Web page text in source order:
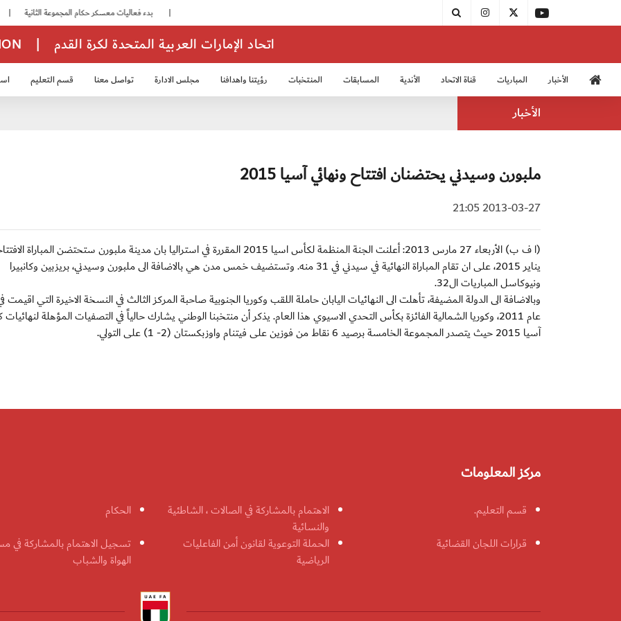
| اتحاد الإمارات العربية المتحدة لكرة القدم
الأخبار المباريات قناة الاتحاد الأندية المسابقات المنتخبات رؤيتنا واهدافنا مجلس الادارة تواصل معنا قسم التعليم
الأخبار
ملبورن وسيدني يحتضنان افتتاح ونهائي آسيا 2015
2013-03-27 21:05
يناير 2015، على ان تقام المباراة النهائية في سيدني في 31 منه. وتستضيف خمس مدن هي بالاضافة الى ملبورن وسيدني، بريزبين وكانبيرا
ونيوكاسل المباريات ال32.
وبالاضافة الى الدولة المضيفة، تأهلت الى النهائيات اليابان حاملة اللقب وكوريا الجنوبية صاحبة المركز الثالث في النسخة الاخيرة التي اقيمت
عام 2011، وكوريا الشمالية الفائزة بكأس التحدي الاسيوي هذا العام. يذكر أن منتخبنا الوطني يشارك حالياً في التصفيات المؤهلة
آسيا 2015 حيث يتصدر المجموعة الخامسة برصيد 6 نقاط من فوزين على فيتنام واوزبكستان (2- 1) على التولي.
مركز المعلومات
قسم التعليم.
الاهتمام بالمشاركة في الصالات ، الشاطئية
والنسائية
الحكام
قرارات اللجان القضائية
الحملة التوعوية لقانون أمن الفاعليات
الرياضية
تسجيل الاهتمام بالمشاركة في
الهواة والشباب